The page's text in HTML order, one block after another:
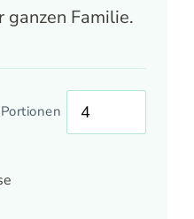
Familie.
Portionen